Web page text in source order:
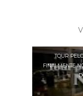
TOUR
FINALMENTE